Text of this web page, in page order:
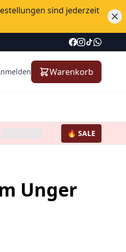
sind jederzeit
Warenkorb
🔥 SALE
Unger